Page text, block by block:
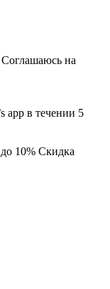
Соглашаюсь на
app в течении 5
10% Скидка